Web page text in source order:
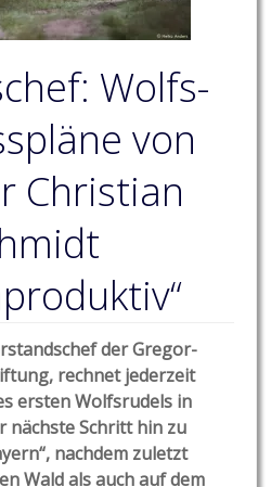
Wolfs-
von
Christian
der Gregor-
rechnet jederzeit
ersten Wolfsrudels in
nächste Schritt hin zu
nachdem zuletzt
Wald als auch auf dem